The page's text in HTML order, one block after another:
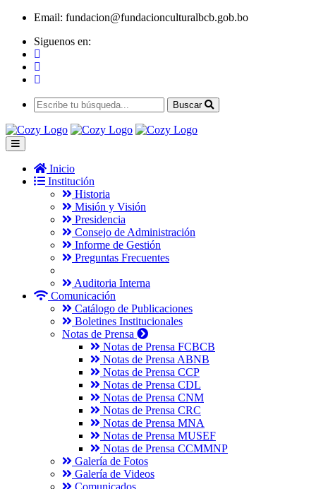
Email: fundacion@fundacionculturalbcb.gob.bo
Siguenos en:
Buscar
Inicio
Institución
Historia
Misión y Visión
Presidencia
Consejo de Administración
Informe de Gestión
Preguntas Frecuentes
Auditoria Interna
Comunicación
Catálogo de Publicaciones
Boletines Institucionales
Notas de Prensa
Notas de Prensa FCBCB
Notas de Prensa ABNB
Notas de Prensa CCP
Notas de Prensa CDL
Notas de Prensa CNM
Notas de Prensa CRC
Notas de Prensa MNA
Notas de Prensa MUSEF
Notas de Prensa CCMMNP
Galería de Fotos
Galería de Videos
Comunicados